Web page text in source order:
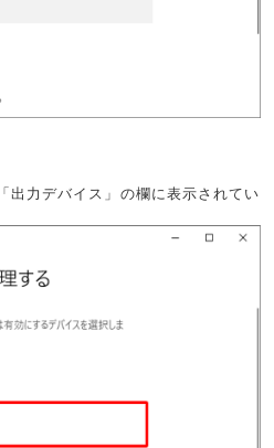
出力デバイス」の欄に表示されてい